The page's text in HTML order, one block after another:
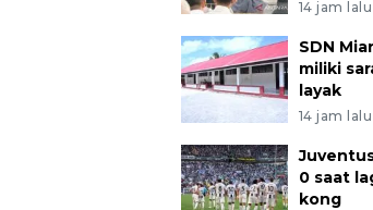
14 jam lalu
SDN
miliki
layak
14 jam lalu
0 saat
kong